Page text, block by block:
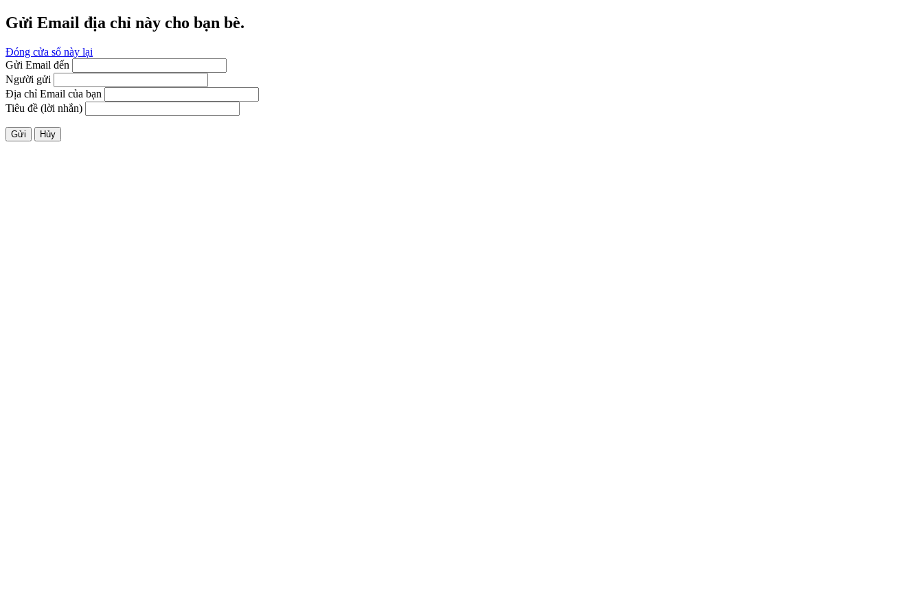
Gửi Email địa chỉ này cho bạn bè.
Đóng cửa sổ này lại
Gửi Email đến
Người gửi
Địa chỉ Email của bạn
Tiêu đề (lời nhắn)
Gửi Hủy